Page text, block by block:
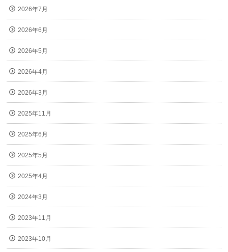
2026年7月
2026年6月
2026年5月
2026年4月
2026年3月
2025年11月
2025年6月
2025年5月
2025年4月
2024年3月
2023年11月
2023年10月